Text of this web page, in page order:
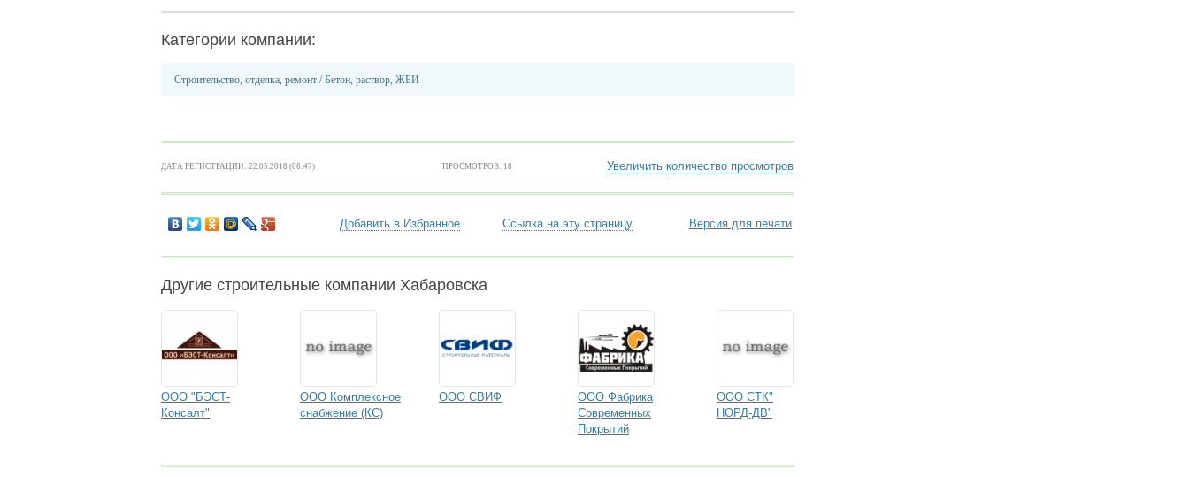
Категории компании:
Строительство, отделка, ремонт /Бетон, раствор, ЖБИ
ДАТА РЕГИСТРАЦИИ: 22.05.2018 (06:47) ПРОСМОТРОВ: 18 Увеличить количество просмотров
Добавить в Избранное Ссылка на эту страницу Версия для печати
Другие строительные компании Хабаровска
ООО "БЭСТ-
Консалт"
ООО Комплексное
снабжение (КС)
ООО СВИФ
ООО Фабрика
Современных
Покрытий
ООО СТК"
НОРД-ДВ"